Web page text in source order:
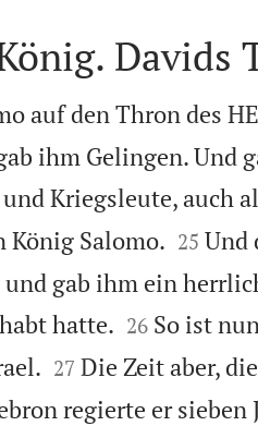
Davids
auf den Thron des
ihm Gelingen. Und
Kriegsleute, auch
Salomo.
25 Und
gab ihm ein
hatte.
26 So ist

27 Die Zeit aber,
regierte er sieben